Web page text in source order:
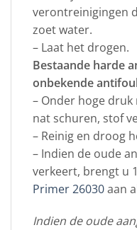
verontreinigingen
zoet water.
– Laat het drogen.
Bestaande harde
onbekende
– Onder hoge
nat schuren, stof
– Reinig en droog
– Indien de oude
verkeert, brengt u
Primer 26030aan
Indien de oude